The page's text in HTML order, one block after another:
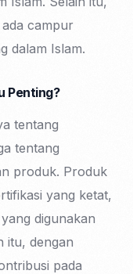
campur
dalam Islam.
Penting?
tentang
tentang
produk. Produk
yang ketat,
digunakan
itu, dengan
pada